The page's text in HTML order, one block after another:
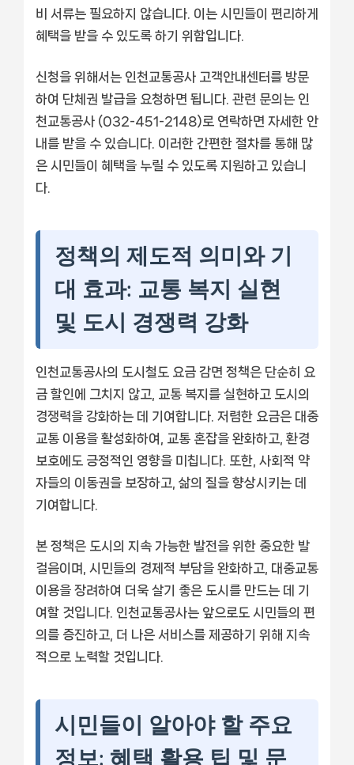
비 서류는 필요하지 않습니다. 이는 시민들이 편리하게
혜택을 받을 수 있도록 하기 위함입니다.
신청을 위해서는 인천교통공사 고객안내센터를 방문
하여 단체권 발급을 요청하면 됩니다. 관련 문의는 인
천교통공사 (032-451-2148)로 연락하면 자세한 안
내를 받을 수 있습니다. 이러한 간편한 절차를 통해 많
은 시민들이 혜택을 누릴 수 있도록 지원하고 있습니
다.
정책의 제도적 의미와 기
대 효과: 교통 복지 실현
및 도시 경쟁력 강화
인천교통공사의 도시철도 요금 감면 정책은 단순히 요
금 할인에 그치지 않고, 교통 복지를 실현하고 도시의
경쟁력을 강화하는 데 기여합니다. 저렴한 요금은 대중
교통 이용을 활성화하여, 교통 혼잡을 완화하고, 환경
보호에도 긍정적인 영향을 미칩니다. 또한, 사회적 약
자들의 이동권을 보장하고, 삶의 질을 향상시키는 데
기여합니다.
본 정책은 도시의 지속 가능한 발전을 위한 중요한 발
걸음이며, 시민들의 경제적 부담을 완화하고, 대중교통
이용을 장려하여 더욱 살기 좋은 도시를 만드는 데 기
여할 것입니다. 인천교통공사는 앞으로도 시민들의 편
의를 증진하고, 더 나은 서비스를 제공하기 위해 지속
적으로 노력할 것입니다.
시민들이 알아야 할 주요
정보: 혜택 활용 팁 및 문